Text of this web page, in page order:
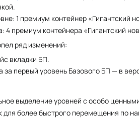
1 премиум контейнер «Гигантский
4 премиум контейнера «Гигантский
ряд изменений:
вкладки БП.
первый уровень Базового БП — в
выделение уровней с особо
для более быстрого перемещения по